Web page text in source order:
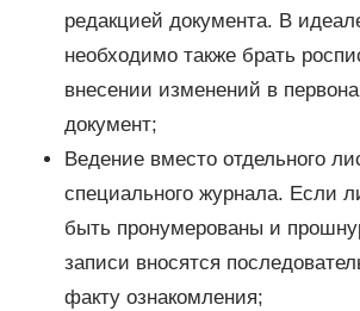
редакцией документа. В
необходимо также брать
внесении изменений в
документ;
Ведение вместо отдельного
специального журнала. Если
быть пронумерованы и
записи вносятся
факту ознакомления;